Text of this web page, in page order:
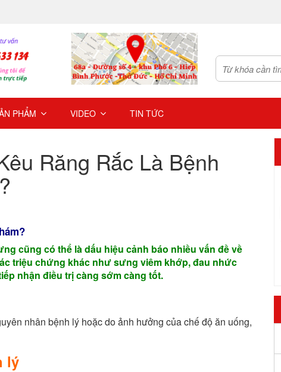
PHẨM VIDEO TIN TỨC
Răng Rắc Là Bệnh
cũng có thể là dấu hiệu cảnh báo nhiều vấn đề về
triệu chứng khác như sưng viêm khớp, đau nhức
nhận điều trị càng sớm càng tốt.
nhân bệnh lý hoặc do ảnh hưởng của chế độ ăn uống,
lý